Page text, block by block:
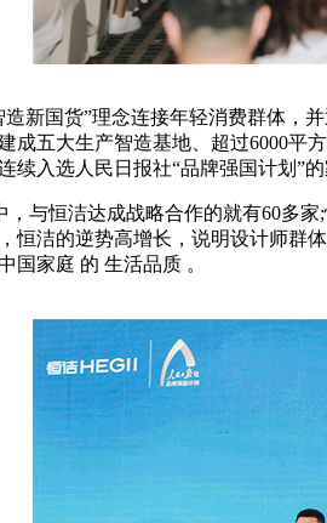
国货”理念连接年轻消费群体，并
成五大生产智造基地、超过6000平
续入选人民日报社“品牌强国计划”
与恒洁达成战略合作的就有60多家
恒洁的逆势高增长，说明设计师群
国家庭 的 生活品质 。